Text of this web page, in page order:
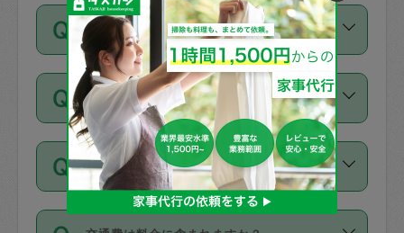
依頼1回につき3時間固定です。3時間を
超えて依頼したい場合は、延長機能をご
利用ください。機能をご利用いただくに
は、タスカジさんに事前に相談し、合意
の上事前申請することが必要です。な
お、3時間を下回っても、値引き等はござ
いません。
価格はどうやって決まっていますか？
11種類の価格帯の中からタスカジさん自
身が価格を選んで設定しています。
タスカジさんの価格設定には最初は制限
があり、レビュー件数、レビューの平均
値、などで除々に設定可能な最高額が上
がっていく仕組みになっています。
支払い方法を教えてください
お支払方法はクレジットカード（Visa／
Master／JCB／AMERICAN EXPRESS／
Diners Club）のみとなります。
カード情報のご登録は、依頼リクエスト
同じタスカジさんに定期的にお願いする場
合はお得になる？
依頼には「スポット」と「定期（毎週｜